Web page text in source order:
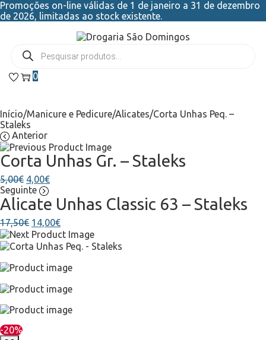
Promoções on-line válidas de 1 de janeiro a 31 de dezembro
de 2026, limitadas ao stock existente.
0
Início/Manicure e Pedicure/Alicates/Corta Unhas Peq. –
Staleks
Anterior
Corta Unhas Gr. – Staleks
5,00€ 4,00€
Seguinte
Alicate Unhas Classic 63 – Staleks
17,50€ 14,00€
-20%